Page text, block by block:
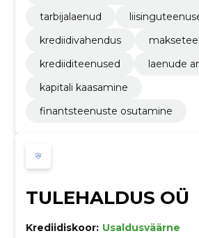
tarbijalaenud
krediidivahendus
krediiditeenused
laenude
kapitali kaasamine
finantsteenuste osutamine
TULEHALDUS OÜ
Krediidiskoor: Usaldusväärne